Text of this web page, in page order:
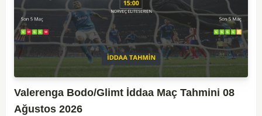
Valerenga Bodo/Glimt İddaa Maç Tahmini 08
Ağustos 2026